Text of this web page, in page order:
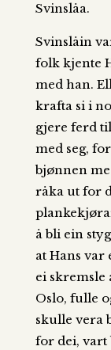
Svinslåa.
Svinslåin
folk kjente
med han.
krafta si i
gjere ferd
med seg,
bjønnen
råka ut for
å bli ein
at Hans
ei skremsle
Oslo, fulle
skulle vera
for dei, vart